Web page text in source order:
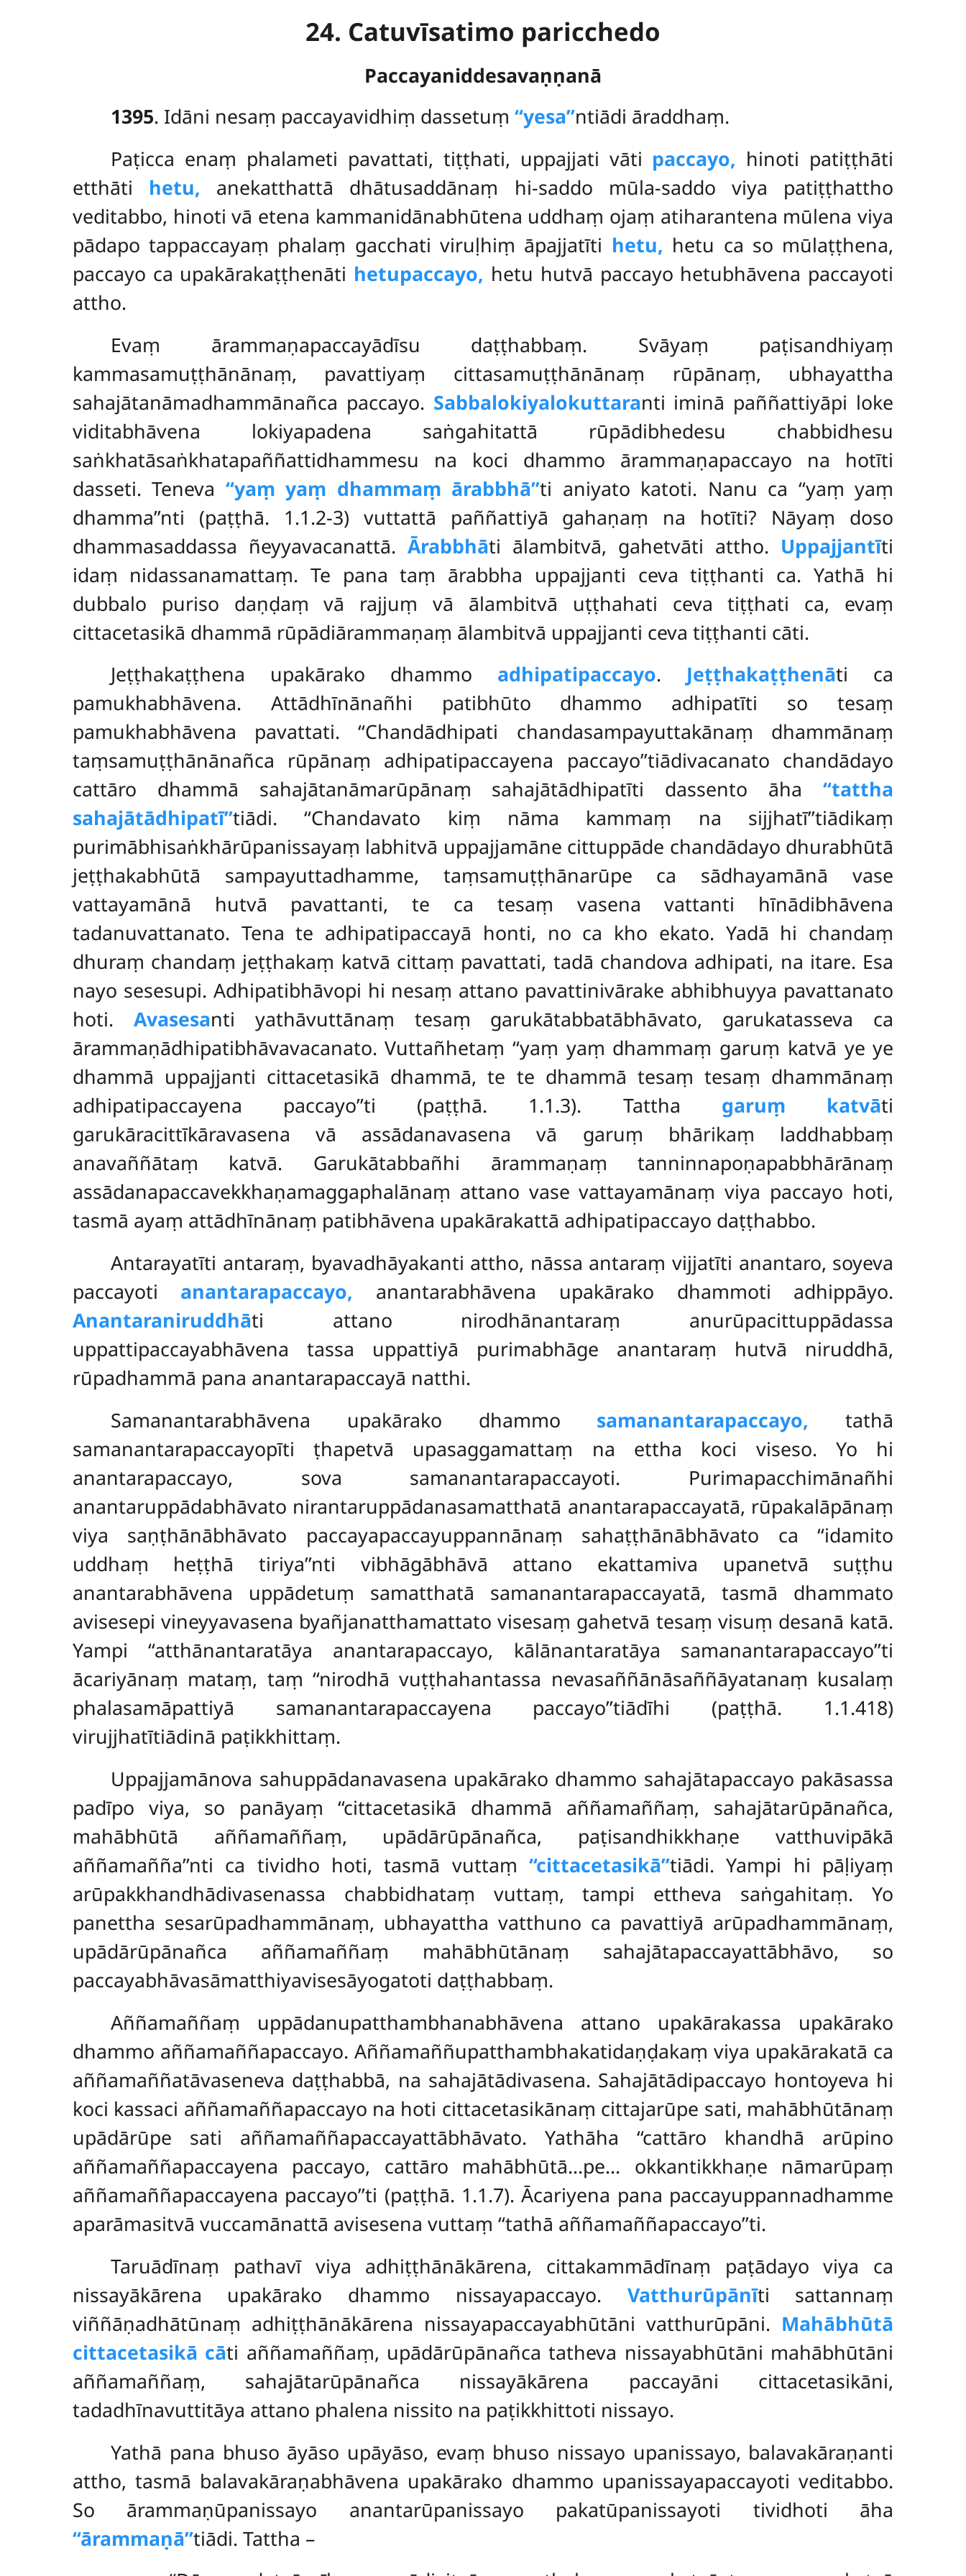
24. Catuvīsatimo paricchedo
Paccayaniddesavaṇṇanā
1395. Idāni nesaṃ paccayavidhiṃ dassetuṃ‘‘yesa’’ntiādi āraddhaṃ.
Paṭicca enaṃ phalameti pavattati, tiṭṭhati, uppajjati vāti paccayo, hinoti patiṭṭhāti
etthāti hetu, anekatthattā dhātusaddānaṃ hi-saddo mūla-saddo viya patiṭṭhattho
veditabbo, hinoti vā etena kammanidānabhūtena uddhaṃ ojaṃ atiharantena mūlena viya
pādapo tappaccayaṃ phalaṃ gacchati viruḷhiṃ āpajjatīti hetu, hetu ca so mūlaṭṭhena,
paccayo ca upakārakaṭṭhenāti hetupaccayo, hetu hutvā paccayo hetubhāvena paccayoti
attho.
Evaṃ ārammaṇapaccayādīsu daṭṭhabbaṃ. Svāyaṃ paṭisandhiyaṃ
kammasamuṭṭhānānaṃ, pavattiyaṃ cittasamuṭṭhānānaṃ rūpānaṃ, ubhayattha
sahajātanāmadhammānañca paccayo. Sabbalokiyalokuttaranti iminā paññattiyāpi loke
viditabhāvena lokiyapadena saṅgahitattā rūpādibhedesu chabbidhesu
saṅkhatāsaṅkhatapaññattidhammesu na koci dhammo ārammaṇapaccayo na hotīti
dasseti. Teneva ‘‘yaṃ yaṃ dhammaṃ ārabbhā’’ti aniyato katoti. Nanu ca ‘‘yaṃ yaṃ
dhamma’’nti (paṭṭhā. 1.1.2-3) vuttattā paññattiyā gahaṇaṃ na hotīti? Nāyaṃ doso
dhammasaddassa ñeyyavacanattā. Ārabbhāti ālambitvā, gahetvāti attho. Uppajjantīti
idaṃ nidassanamattaṃ. Te pana taṃ ārabbha uppajjanti ceva tiṭṭhanti ca. Yathā hi
dubbalo puriso daṇḍaṃ vā rajjuṃ vā ālambitvā uṭṭhahati ceva tiṭṭhati ca, evaṃ
cittacetasikā dhammā rūpādiārammaṇaṃ ālambitvā uppajjanti ceva tiṭṭhanti cāti.
Jeṭṭhakaṭṭhena upakārako dhammo adhipatipaccayo. Jeṭṭhakaṭṭhenāti ca
pamukhabhāvena. Attādhīnānañhi patibhūto dhammo adhipatīti so tesaṃ
pamukhabhāvena pavattati. ‘‘Chandādhipati chandasampayuttakānaṃ dhammānaṃ
taṃsamuṭṭhānānañca rūpānaṃ adhipatipaccayena paccayo’’tiādivacanato chandādayo
cattāro dhammā sahajātanāmarūpānaṃ sahajātādhipatīti dassento āha‘‘tattha
sahajātādhipatī’’tiādi. ‘‘Chandavato kiṃ nāma kammaṃ na sijjhatī’’tiādikaṃ
purimābhisaṅkhārūpanissayaṃ labhitvā uppajjamāne cittuppāde chandādayo dhurabhūtā
jeṭṭhakabhūtā sampayuttadhamme, taṃsamuṭṭhānarūpe ca sādhayamānā vase
vattayamānā hutvā pavattanti, te ca tesaṃ vasena vattanti hīnādibhāvena
tadanuvattanato. Tena te adhipatipaccayā honti, no ca kho ekato. Yadā hi chandaṃ
dhuraṃ chandaṃ jeṭṭhakaṃ katvā cittaṃ pavattati, tadā chandova adhipati, na itare. Esa
nayo sesesupi. Adhipatibhāvopi hi nesaṃ attano pavattinivārake abhibhuyya pavattanato
hoti. Avasesanti yathāvuttānaṃ tesaṃ garukātabbatābhāvato, garukatasseva ca
ārammaṇādhipatibhāvavacanato. Vuttañhetaṃ ‘‘yaṃ yaṃ dhammaṃ garuṃ katvā ye ye
dhammā uppajjanti cittacetasikā dhammā, te te dhammā tesaṃ tesaṃ dhammānaṃ
adhipatipaccayena paccayo’’ti (paṭṭhā. 1.1.3). Tattha garuṃ katvāti
garukāracittīkāravasena vā assādanavasena vā garuṃ bhārikaṃ laddhabbaṃ
anavaññātaṃ katvā. Garukātabbañhi ārammaṇaṃ tanninnapoṇapabbhārānaṃ
assādanapaccavekkhaṇamaggaphalānaṃ attano vase vattayamānaṃ viya paccayo hoti,
tasmā ayaṃ attādhīnānaṃ patibhāvena upakārakattā adhipatipaccayo daṭṭhabbo.
Antarayatīti antaraṃ, byavadhāyakanti attho, nāssa antaraṃ vijjatīti anantaro, soyeva
paccayoti anantarapaccayo, anantarabhāvena upakārako dhammoti adhippāyo.
Anantaraniruddhāti attano nirodhānantaraṃ anurūpacittuppādassa
uppattipaccayabhāvena tassa uppattiyā purimabhāge anantaraṃ hutvā niruddhā,
rūpadhammā pana anantarapaccayā natthi.
Samanantarabhāvena upakārako dhammo samanantarapaccayo, tathā
samanantarapaccayopīti ṭhapetvā upasaggamattaṃ na ettha koci viseso. Yo hi
anantarapaccayo, sova samanantarapaccayoti. Purimapacchimānañhi
anantaruppādabhāvato nirantaruppādanasamatthatā anantarapaccayatā, rūpakalāpānaṃ
viya saṇṭhānābhāvato paccayapaccayuppannānaṃ sahaṭṭhānābhāvato ca ‘‘idamito
uddhaṃ heṭṭhā tiriya’’nti vibhāgābhāvā attano ekattamiva upanetvā suṭṭhu
anantarabhāvena uppādetuṃ samatthatā samanantarapaccayatā, tasmā dhammato
avisesepi vineyyavasena byañjanatthamattato visesaṃ gahetvā tesaṃ visuṃ desanā katā.
Yampi ‘‘atthānantaratāya anantarapaccayo, kālānantaratāya samanantarapaccayo’’ti
ācariyānaṃ mataṃ, taṃ ‘‘nirodhā vuṭṭhahantassa nevasaññānāsaññāyatanaṃ kusalaṃ
phalasamāpattiyā samanantarapaccayena paccayo’’tiādīhi (paṭṭhā. 1.1.418)
virujjhatītiādinā paṭikkhittaṃ.
Uppajjamānova sahuppādanavasena upakārako dhammo sahajātapaccayo pakāsassa
padīpo viya, so panāyaṃ ‘‘cittacetasikā dhammā aññamaññaṃ, sahajātarūpānañca,
mahābhūtā aññamaññaṃ, upādārūpānañca, paṭisandhikkhaṇe vatthuvipākā
aññamañña’’nti ca tividho hoti, tasmā vuttaṃ‘‘cittacetasikā’’tiādi. Yampi hi pāḷiyaṃ
arūpakkhandhādivasenassa chabbidhataṃ vuttaṃ, tampi ettheva saṅgahitaṃ. Yo
panettha sesarūpadhammānaṃ, ubhayattha vatthuno ca pavattiyā arūpadhammānaṃ,
upādārūpānañca aññamaññaṃ mahābhūtānaṃ sahajātapaccayattābhāvo, so
paccayabhāvasāmatthiyavisesāyogatoti daṭṭhabbaṃ.
Aññamaññaṃ uppādanupatthambhanabhāvena attano upakārakassa upakārako
dhammo aññamaññapaccayo. Aññamaññupatthambhakatidaṇḍakaṃ viya upakārakatā ca
aññamaññatāvaseneva daṭṭhabbā, na sahajātādivasena. Sahajātādipaccayo hontoyeva hi
koci kassaci aññamaññapaccayo na hoti cittacetasikānaṃ cittajarūpe sati, mahābhūtānaṃ
upādārūpe sati aññamaññapaccayattābhāvato. Yathāha ‘‘cattāro khandhā arūpino
aññamaññapaccayena paccayo, cattāro mahābhūtā…pe… okkantikkhaṇe nāmarūpaṃ
aññamaññapaccayena paccayo’’ti (paṭṭhā. 1.1.7). Ācariyena pana paccayuppannadhamme
aparāmasitvā vuccamānattā avisesena vuttaṃ ‘‘tathā aññamaññapaccayo’’ti.
Taruādīnaṃ pathavī viya adhiṭṭhānākārena, cittakammādīnaṃ paṭādayo viya ca
nissayākārena upakārako dhammo nissayapaccayo. Vatthurūpānīti sattannaṃ
viññāṇadhātūnaṃ adhiṭṭhānākārena nissayapaccayabhūtāni vatthurūpāni. Mahābhūtā
cittacetasikā cāti aññamaññaṃ, upādārūpānañca tatheva nissayabhūtāni mahābhūtāni
aññamaññaṃ, sahajātarūpānañca nissayākārena paccayāni cittacetasikāni,
tadadhīnavuttitāya attano phalena nissito na paṭikkhittoti nissayo.
Yathā pana bhuso āyāso upāyāso, evaṃ bhuso nissayo upanissayo, balavakāraṇanti
attho, tasmā balavakāraṇabhāvena upakārako dhammo upanissayapaccayoti veditabbo.
So ārammaṇūpanissayo anantarūpanissayo pakatūpanissayoti tividhoti āha
‘‘ārammaṇā’’tiādi. Tattha –